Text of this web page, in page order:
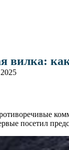
вилка:
посетил